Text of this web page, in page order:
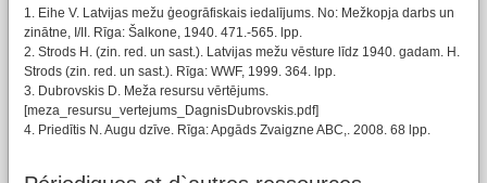
1. Eihe V. Latvijas mežu ģeogrāfiskais iedalījums. No: Mežkopja darbs un
zinātne, I/II. Rīga: Šalkone, 1940. 471.-565. lpp.
2. Strods H. (zin. red. un sast.). Latvijas mežu vēsture līdz 1940. gadam. H.
Strods (zin. red. un sast.). Rīga: WWF, 1999. 364. lpp.
3. Dubrovskis D. Meža resursu vērtējums.
[meza_resursu_vertejums_DagnisDubrovskis.pdf]
4. Priedītis N. Augu dzīve. Rīga: Apgāds Zvaigzne ABC,. 2008. 68 lpp.